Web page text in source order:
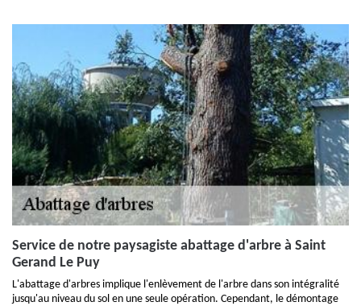
Service de notre paysagiste abattage d'arbre à Saint
Gerand Le Puy
L'abattage d'arbres implique l'enlèvement de l'arbre dans son intégralité
jusqu'au niveau du sol en une seule opération. Cependant, le démontage